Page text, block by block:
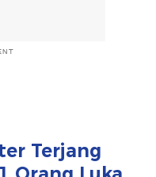
Terjang